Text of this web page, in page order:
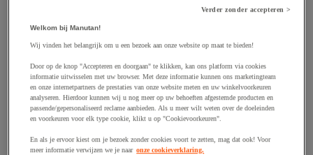
Draadstift
Haak en schroefoog
Ketting en trekkoord
Moer
Nagel en blindklinktang
Plug en pin
Punten, spijkers en nieten
Regelvoet
Ring
Verder zonder accepteren >
Welkom bij Manutan!
Wij vinden het belangrijk om u een bezoek aan onze website op maat te bieden!
Door op de knop "Accepteren en doorgaan" te klikken, kan ons platform via cookies
informatie uitwisselen met uw browser. Met deze informatie kunnen ons marketingteam
en onze internetpartners de prestaties van onze website meten en uw winkelvoorkeuren
analyseren. Hierdoor kunnen wij u nog meer op uw behoeften afgestemde producten en
passende/gepersonaliseerd reclame aanbieden. Als u meer wilt weten over de doeleinden
en voorkeuren voor elk type cookie, klikt u op "Cookievoorkeuren".
En als je ervoor kiest om je bezoek zonder cookies voort te zetten, mag dat ook! Voor
meer informatie verwijzen we je naar onze cookieverklaring.